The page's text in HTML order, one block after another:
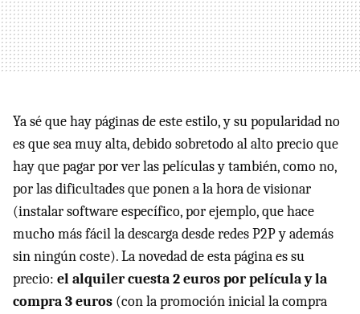
Ya sé que hay páginas de este estilo, y su popularidad no
es que sea muy alta, debido sobretodo al alto precio que
hay que pagar por ver las películas y también, como no,
por las dificultades que ponen a la hora de visionar
(instalar software específico, por ejemplo, que hace
mucho más fácil la descarga desde redes P2P y además
sin ningún coste). La novedad de esta página es su
precio: el alquiler cuesta 2 euros por película y la
compra 3 euros (con la promoción inicial la compra